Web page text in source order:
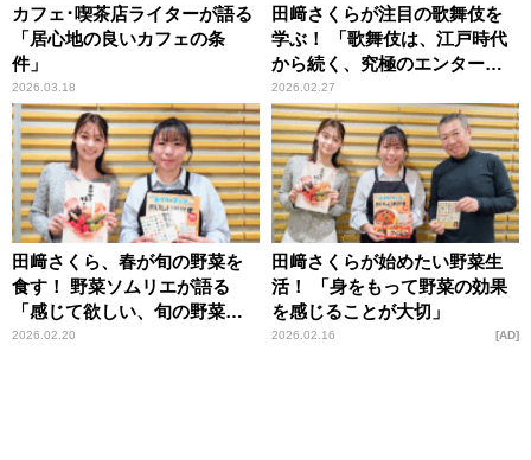
カフェ･喫茶店ライターが語る
「居心地の良いカフェの条
件」
2026.03.18
田﨑さくらが注目の歌舞伎を
学ぶ！ 「歌舞伎は、江戸時代
から続く、究極のエンターテ
インメント！」
2026.02.27
田﨑さくら、春が旬の野菜を
食す！ 野菜ソムリエが語る
「感じて欲しい、旬の野菜の
パワー」
2026.02.20
田﨑さくらが始めたい野菜生
活！ 「身をもって野菜の効果
を感じることが大切」
2026.02.16 AD